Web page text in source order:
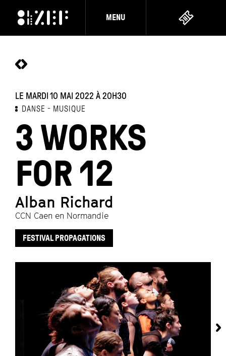
MENU
LE MARDI 10 MAI 2022 À 20H30
DANSE MUSIQUE
3 WORKS
FOR 12
Alban Richard
CCN Caen en Normandie
FESTIVAL PROPAGATIONS